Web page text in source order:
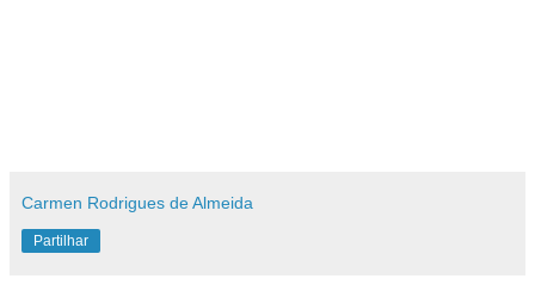
Carmen Rodrigues de Almeida
Partilhar